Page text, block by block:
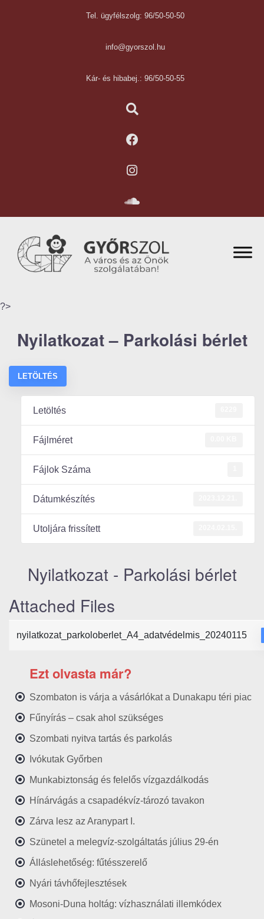
Tel. ügyfélszolg: 96/50-50-50
info@gyorszol.hu
Kár- és hibabej.: 96/50-50-55
?>
Nyilatkozat – Parkolási bérlet
LETÖLTÉS
Letöltés
Fájlméret
Fájlok Száma
Dátumkészítés
Utoljára frissített
Nyilatkozat - Parkolási bérlet
Attached Files
nyilatkozat_parkoloberlet_A4_adatvédelmis_20240115
Ezt olvasta már?
Szombaton is várja a vásárlókat a Dunakapu téri piac
Fűnyírás – csak ahol szükséges
Szombati nyitva tartás és parkolás
Ivókutak Győrben
Munkabiztonság és felelős vízgazdálkodás
Hínárvágás a csapadékvíz-tározó tavakon
Zárva lesz az Aranypart I.
Szünetel a melegvíz-szolgáltatás július 29-én
Álláslehetőség: fűtésszerelő
Nyári távhőfejlesztések
Mosoni-Duna holtág: vízhasználati illemkódex